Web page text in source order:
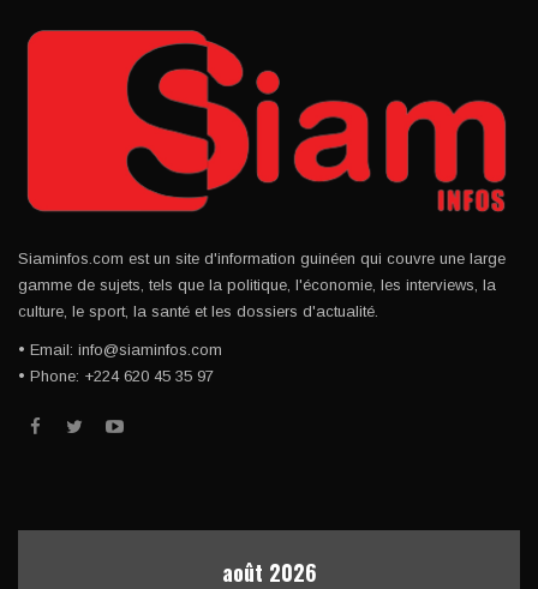
Siaminfos.com est un site d'information guinéen qui couvre une large
gamme de sujets, tels que la politique, l'économie, les interviews, la
culture, le sport, la santé et les dossiers d'actualité.
• Email: info@siaminfos.com
• Phone: +224 620 45 35 97
août 2026